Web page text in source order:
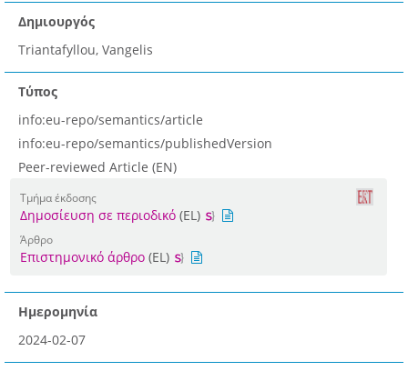
Δημιουργός
Triantafyllou, Vangelis
Τύπος
info:eu-repo/semantics/article
info:eu-repo/semantics/publishedVersion
Peer-reviewed Article (EN)
Τμήμα έκδοσης
Δημοσίευση σε περιοδικό (EL)
Άρθρο
Επιστημονικό άρθρο (EL)
Ημερομηνία
2024-02-07